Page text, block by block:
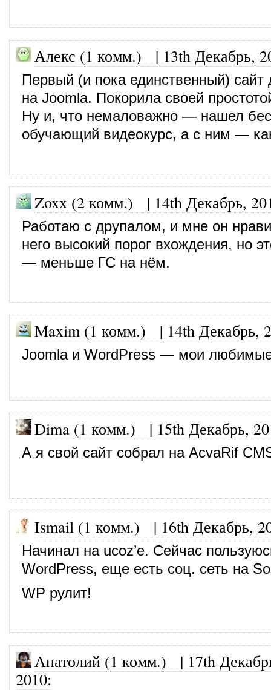
Алекс (1 комм.) | 13th Декабрь,
Первый (и пока единственный) сайт
на Joomla. Покорила своей
Ну и, что немаловажно — нашел
обучающий видеокурс, а с ним —
Zoxx (2 комм.) | 14th Декабрь,
Работаю с друпалом, и мне он
него высокий порог вхождения, но
— меньше ГС на нём.
Maxim (1 комм.) | 14th Декабрь,
Joomla и WordPress — мои
Dima (1 комм.) | 15th Декабрь,
А я свой сайт собрал на AcvaRif
Ismail (1 комм.) | 16th Декабрь,
Начинал на ucoz’е. Сейчас
WordPress, еще есть соц. сеть на
WP рулит!
Анатолий (1 комм.) | 17th
2010: